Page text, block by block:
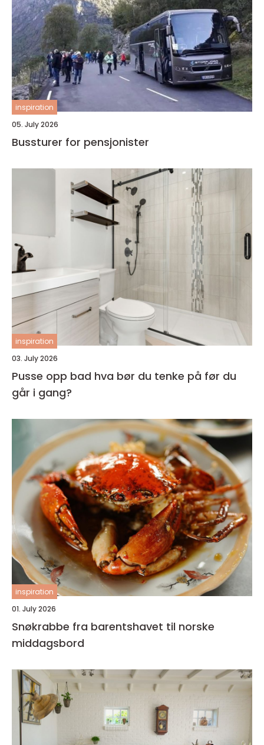
inspiration
05. July 2026
Bussturer for pensjonister
inspiration
03. July 2026
Pusse opp bad hva bør du tenke på før du
går i gang?
inspiration
01. July 2026
Snøkrabbe fra barentshavet til norske
middagsbord